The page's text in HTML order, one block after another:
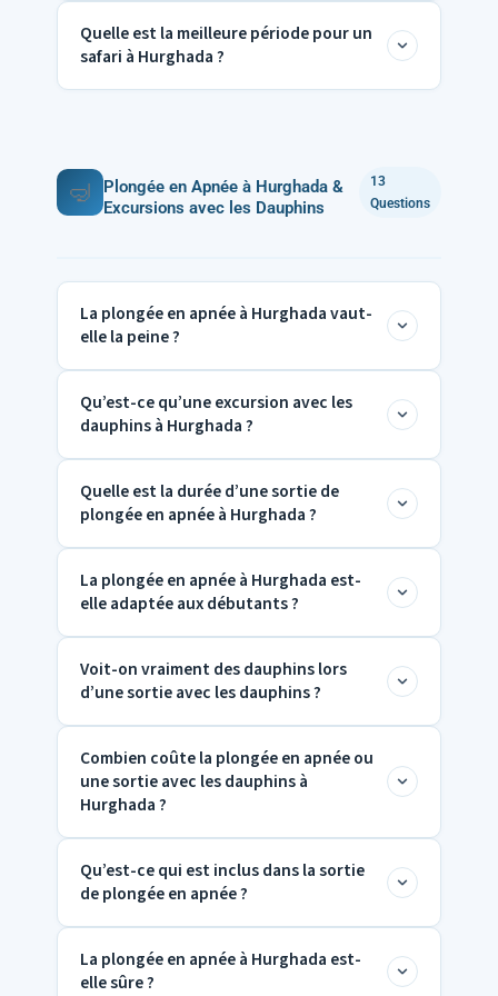
individuelles en Égypte pour les couples et
les groupes.
Oui, la plupart des sorties de safari à
Hurghada comprennent le transfert hôtel.
Quelle est la meilleure période pour un
safari à Hurghada ?
soleil. Ces moments rendent les excursions
en Égypte particulièrement agréables.
🤿
Plongée en Apnée à Hurghada &
Excursions avec les Dauphins
13
Questions
La plongée en apnée à Hurghada vaut-
elle la peine ?
Oui,la plongée en apnée à Hurghada
fait
partie des excursions à Hurghada les plus
populaires. Avec Memnon Voyages,
découvrez des récifs coralliens colorés en
mer Rouge.
Qu’est-ce qu’une excursion avec les
dauphins à Hurghada ?
Uneexcursion avec les dauphins à
Hurghadaest une sortie en bateau où vous
pouvez observer des dauphins en liberté.
Ces excursions en Égypte sont
particulièrement appréciées des clients de
Quelle est la durée d’une sortie de
plongée en apnée à Hurghada ?
La plupart dessorties de plongée en
apnée à Hurghadadurent environ 6–8
heures, bateau inclus et arrêts sur
plusieurs récifs.
La plongée en apnée à Hurghada est-
elle adaptée aux débutants ?
Oui, de nombreusessorties de plongée en
apnée à Hurghadasont idéales pour les
débutants. Memnon Voyages fournit
l’équipement et les instructions pour toutes
les excursions à Hurghada.
Voit-on vraiment des dauphins lors
d’une sortie avec les dauphins ?
Dans la plupart des cas oui, mais il n’y a
aucune garantie car les dauphins sont des
– plus d’infos sur nager avec les dauphins
Combien coûte la plongée en apnée ou
une sortie avec les dauphins à
Hurghada ?
Les prix varient :
Sortie avec les dauphins
: à partir de
30–50 €
Qu’est-ce qui est inclus dans la sortie
de plongée en apnée ?
Les sorties de plongée en apnée de
Memnon Voyages comprennent :
La plongée en apnée à Hurghada est-
elle sûre ?